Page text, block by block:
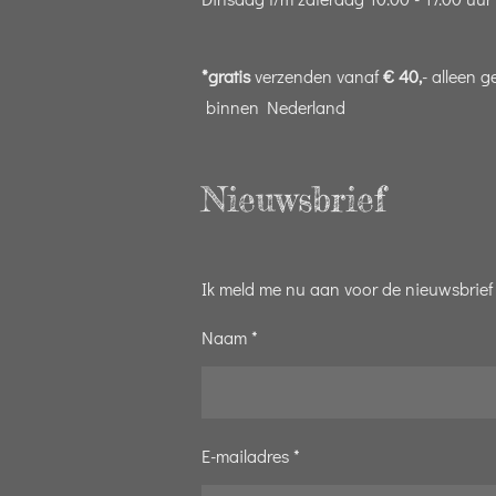
*gratisverzenden vanaf€ 40,- alleen
binnen Nederland
Nieuwsbrief
Ik meld me nu aan voor de nieuwsbrief
Naam *
E-mailadres *